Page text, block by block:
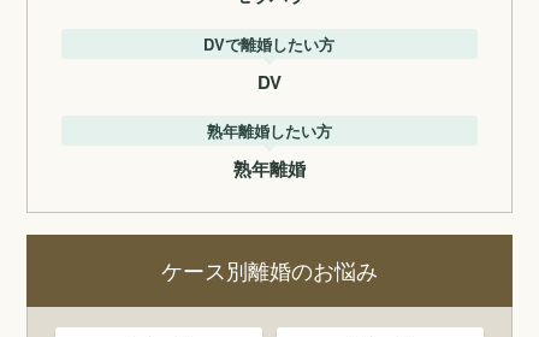
DVで離婚したい方
DV
熟年離婚したい方
熟年離婚
ケース別離婚のお悩み